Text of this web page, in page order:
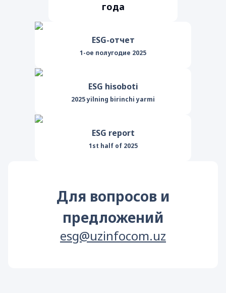
года
ESG-отчет
1-ое полугодие 2025
ESG hisoboti
2025 yilning birinchi yarmi
ESG report
1st half of 2025
Для вопросов и
предложений
esg@uzinfocom.uz